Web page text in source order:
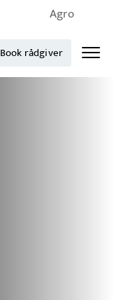
Agro
Book rådgiver